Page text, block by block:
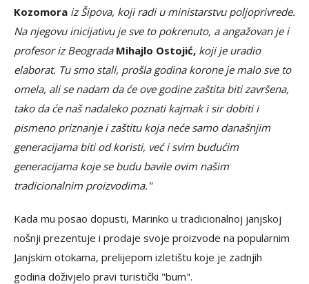
Kozomora iz Šipova, koji radi u ministarstvu poljoprivrede.
Na njegovu inicijativu je sve to pokrenuto, a angažovan je i
profesor iz Beograda Mihajlo Ostojić, koji je uradio
elaborat. Tu smo stali, prošla godina korone je malo sve to
omela, ali se nadam da će ove godine zaštita biti završena,
tako da će naš nadaleko poznati kajmak i sir dobiti i
pismeno priznanje i zaštitu koja neće samo današnjim
generacijama biti od koristi, već i svim budućim
generacijama koje se budu bavile ovim našim
tradicionalnim proizvodima."
Kada mu posao dopusti, Marinko u tradicionalnoj janjskoj
nošnji prezentuje i prodaje svoje proizvode na popularnim
Janjskim otokama, prelijepom izletištu koje je zadnjih
godina doživjelo pravi turistički "bum".